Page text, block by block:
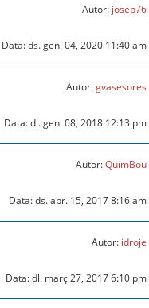
Autor: josep76
Data: ds. gen. 04, 2020 11:40 am
Autor:gvasesores
Data: dl. gen. 08, 2018 12:13 pm
Autor:QuimBou
Data: ds. abr. 15, 2017 8:16 am
Autor: idroje
Data: dl. març 27, 2017 6:10 pm